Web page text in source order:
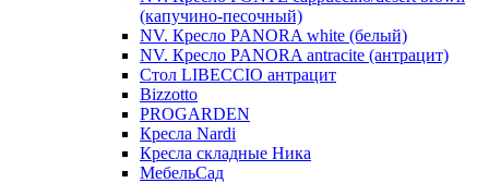
(капучино-песочный)
NV. Кресло PANORA white (белый)
NV. Кресло PANORA antracite (антрацит)
Стол LIBECCIO антрацит
Bizzotto
PROGARDEN
Кресла Nardi
Кресла складные Ника
МебельСад